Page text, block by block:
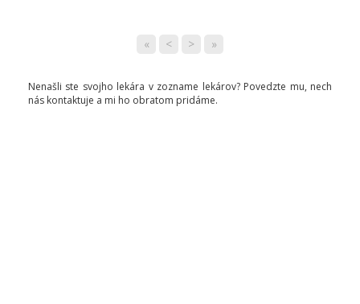
« < > »
Nenašli ste svojho lekára v zozname lekárov? Povedzte mu, nech
nás kontaktuje a mi ho obratom pridáme.